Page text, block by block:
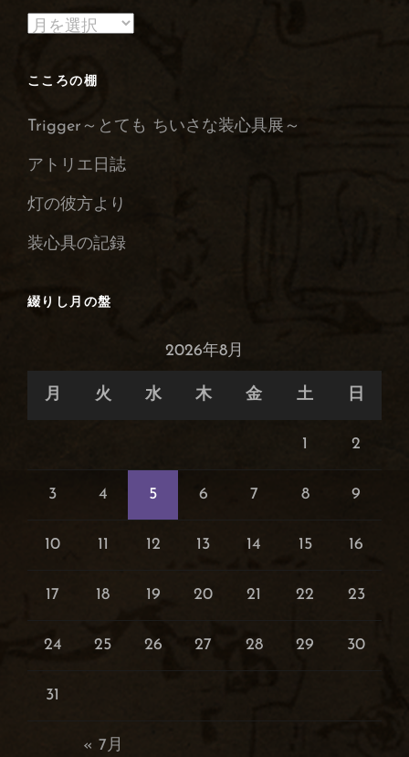
装
録
保
こころの棚
Trigger～とても ちいさな装心具展～
アトリエ日誌
灯の彼方より
装心具の記録
綴りし月の盤
2026年8月
月 火 水 木 金 土 日
« 7月
1 2
3 4 5 6 7 8 9
10 11 12 13 14 15 16
17 18 19 20 21 22 23
24 25 26 27 28 29 30
31